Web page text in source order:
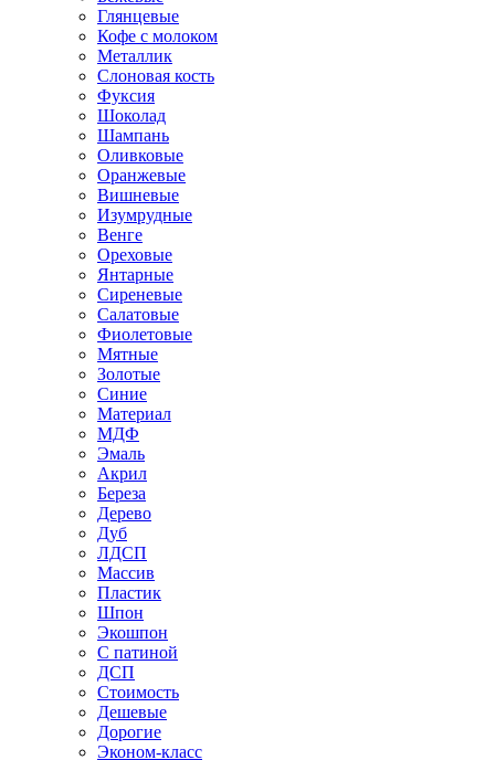
Глянцевые
Кофе с молоком
Металлик
Слоновая кость
Фуксия
Шоколад
Шампань
Оливковые
Оранжевые
Вишневые
Изумрудные
Венге
Ореховые
Янтарные
Сиреневые
Салатовые
Фиолетовые
Мятные
Золотые
Синие
Материал
МДФ
Эмаль
Акрил
Береза
Дерево
Дуб
ЛДСП
Массив
Пластик
Шпон
Экошпон
С патиной
ДСП
Стоимость
Дешевые
Дорогие
Эконом-класс